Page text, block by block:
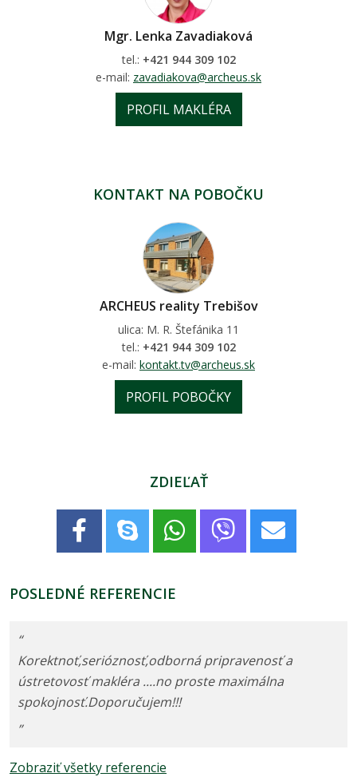
Mgr. Lenka Zavadiaková
tel.: +421 944 309 102
e-mail: zavadiakova@archeus.sk
PROFIL MAKLÉRA
KONTAKT NA POBOČKU
ARCHEUS reality Trebišov
ulica: M. R. Štefánika 11
tel.: +421 944 309 102
e-mail: kontakt.tv@archeus.sk
PROFIL POBOČKY
ZDIEĽAŤ
POSLEDNÉ REFERENCIE
“
Korektnoť,serióznosť,odborná pripravenosť a
ústretovosť makléra ....no proste maximálna
spokojnosť.Doporučujem!!!
”
Zobraziť všetky referencie